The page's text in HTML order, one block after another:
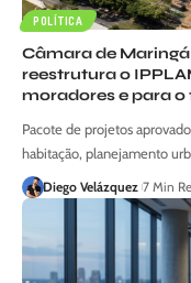
POLÍTICA
Câmara de
reestrutura o
moradores e para
Pacote de projetos
habitação, planejamento
Diego Velázquez 7 Min